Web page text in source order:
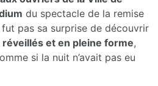
du spectacle de la remise
pas sa surprise de découvrir
et en pleine forme,
si la nuit n’avait pas eu